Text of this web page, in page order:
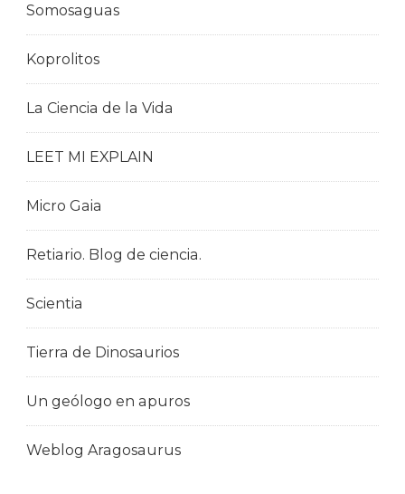
Somosaguas
Koprolitos
La Ciencia de la Vida
LEET MI EXPLAIN
Micro Gaia
Retiario. Blog de ciencia.
Scientia
Tierra de Dinosaurios
Un geólogo en apuros
Weblog Aragosaurus